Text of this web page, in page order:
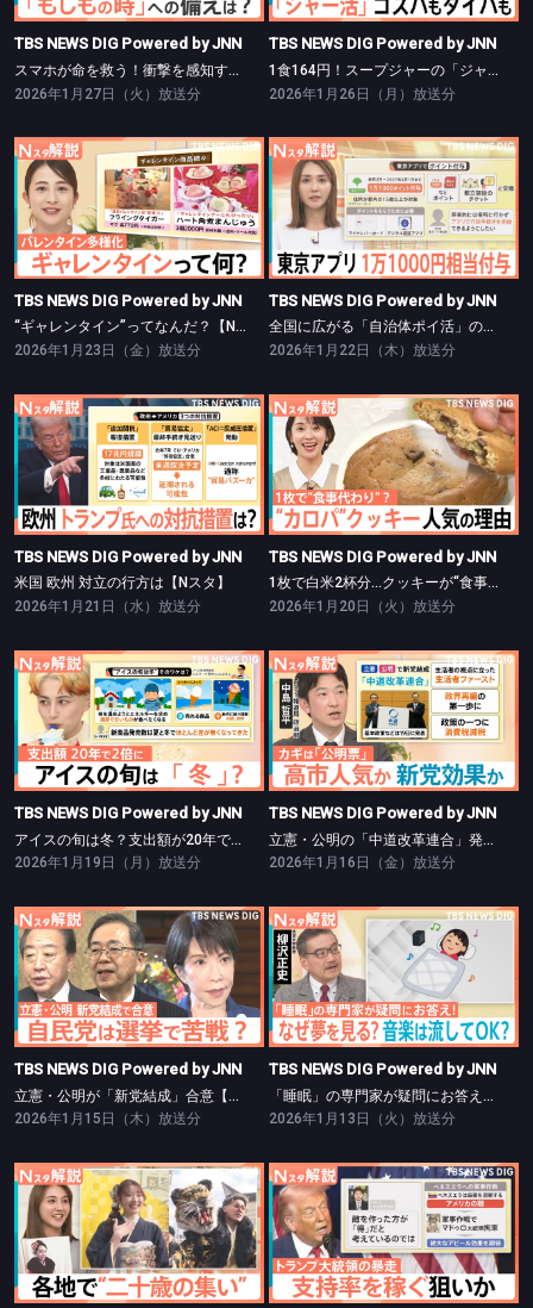
TBS NEWS DIG Powered by JNN
スマホが命を救う！衝撃を感知すると119番 “誤通報”には注意【Nスタ】
2026年1月27日（火）放送分
TBS NEWS DIG Powered by JNN
1食164円！スープジャーの「ジャー活」はタイパも良し【Nスタ】
2026年1月26日（月）放送分
TBS NEWS DIG Powered by JNN
“ギャレンタイン”ってなんだ？【Nスタ】
TBS NEWS DIG Powered by JNN
“ギャレンタイン”ってなんだ？【Nスタ】
2026年1月23日（金）放送分
TBS NEWS DIG Powered by JNN
全国に広がる「自治体ポイ活」の波【Nスタ】
TBS NEWS DIG Powered by JNN
全国に広がる「自治体ポイ活」の波【Nスタ】
2026年1月22日（木）放送分
TBS NEWS DIG Powered by JNN
米国 欧州 対立の行方は【Nスタ】
TBS NEWS DIG Powered by JNN
米国 欧州 対立の行方は【Nスタ】
2026年1月21日（水）放送分
TBS NEWS DIG Powered by JNN
1枚で白米2杯分…クッキーが“食事”に？【Nスタ】
TBS NEWS DIG Powered by JNN
1枚で白米2杯分…クッキーが“食事”に？【Nスタ】
2026年1月20日（火）放送分
TBS NEWS DIG Powered by JNN
アイスの旬は冬？支出額が20年で2倍に【Nスタ】
TBS NEWS DIG Powered by JNN
アイスの旬は冬？支出額が20年で2倍に【Nスタ】
2026年1月19日（月）放送分
TBS NEWS DIG Powered by JNN
立憲・公明の「中道改革連合」発足【Nスタ】
TBS NEWS DIG Powered by JNN
立憲・公明の「中道改革連合」発足【Nスタ】
2026年1月16日（金）放送分
TBS NEWS DIG Powered by JNN
立憲・公明が「新党結成」合意【Nスタ】
TBS NEWS DIG Powered by JNN
立憲・公明が「新党結成」合意【Nスタ】
2026年1月15日（木）放送分
TBS NEWS DIG Powered by JNN
TBS NEWS DIG Powered by JNN
「睡眠」の専門家が疑問にお答え！【Nスタ】
2026年1月13日（火）放送分
TBS NEWS DIG Powered by JNN
振り袖は「ママ振り」がトレンド【Nスタ】
TBS NEWS DIG Powered by JNN
暴走？トランプ氏、背景に中間選挙【Nスタ】